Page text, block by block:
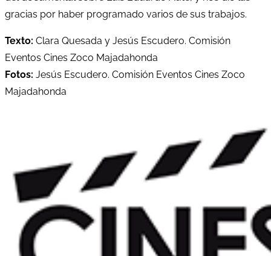
gracias por haber programado varios de sus trabajos.
Texto: Clara Quesada y Jesús Escudero. Comisión
Eventos Cines Zoco Majadahonda
Fotos: Jesús Escudero. Comisión Eventos Cines Zoco
Majadahonda